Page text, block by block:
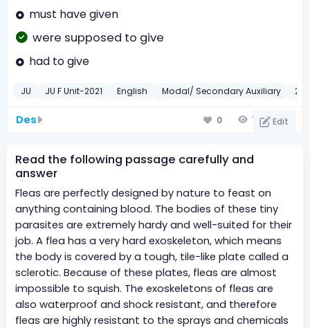
must have given
were supposed to give
had to give
JU JU F Unit-2021 English Modal/ Secondary Auxiliary
Des 0 142 Edit
Read the following passage carefully and
answer
Fleas are perfectly designed by nature to feast on
anything containing blood. The bodies of these tiny
parasites are extremely hardy and well-suited for their
job. A flea has a very hard exoskeleton, which means
the body is covered by a tough, tile-like plate called a
sclerotic. Because of these plates, fleas are almost
impossible to squish. The exoskeletons of fleas are
also waterproof and shock resistant, and therefore
fleas are highly resistant to the sprays and chemicals